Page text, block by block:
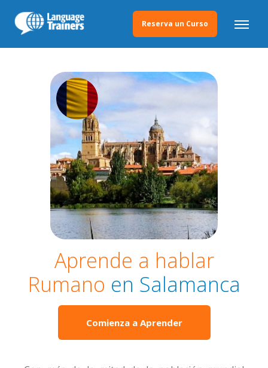
Reserva un Curso
Aprende a hablar
Rumano en Salamanca
Comienza a Aprender